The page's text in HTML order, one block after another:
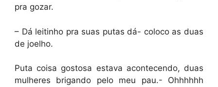
pra gozar.
– Dá leitinho pra suas putas dá- coloco as duas
de joelho.
Puta coisa gostosa estava acontecendo, duas
mulheres brigando pelo meu pau.- Ohhhhhh